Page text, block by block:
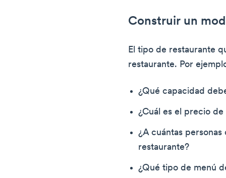
Construir un
El tipo de restaurante
restaurante. Por
¿Qué capacidad
¿Cuál es el precio de
¿A cuántas
restaurante?
¿Qué tipo de menú